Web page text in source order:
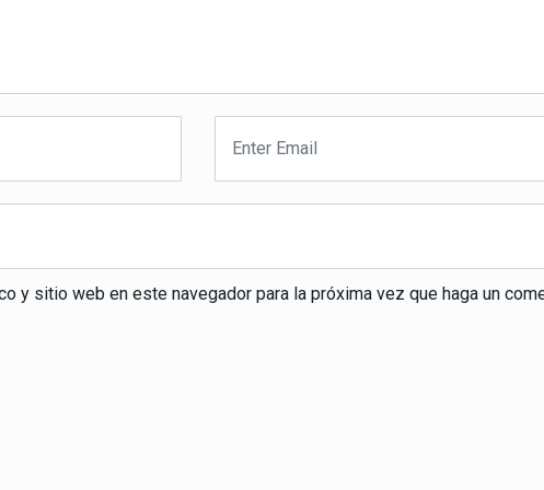
y sitio web en este navegador para la próxima vez que haga un